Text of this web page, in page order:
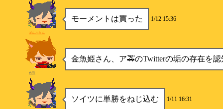
モーメントは買った 1/12 15:36
ぱんぷきん
金魚姫さん、ア🚕のTwitterの垢の存在を
色羽
ソイツに単勝をねじ込む 1/11 16:31